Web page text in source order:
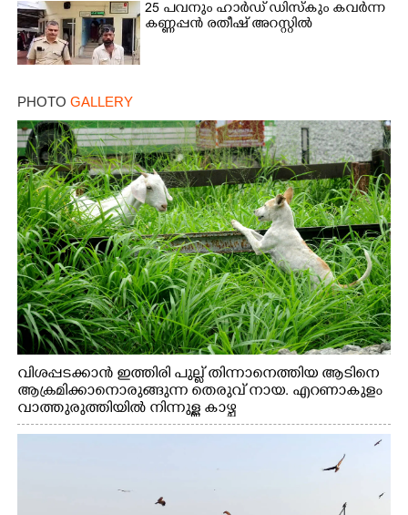
25 പവനും ഹാർഡ് ഡിസ്കും കവർന്ന
കണ്ണപ്പൻ രതീഷ് അറസ്റ്റിൽ
PHOTO GALLERY
വിശപ്പടക്കാൻ ഇത്തിരി പുല്ല് തിന്നാനെത്തിയ ആടിനെ
ആക്രമിക്കാനൊരുങ്ങുന്ന തെരുവ് നായ. എറണാകുളം
വാത്തുരുത്തിയിൽ നിന്നുള്ള കാഴ്ച